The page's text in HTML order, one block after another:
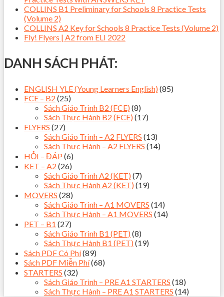
COLLINS B1 Preliminary for Schools 8 Practice Tests
(Volume 2)
COLLINS A2 Key for Schools 8 Practice Tests (Volume 2)
Fly! Flyers | A2 from ELI 2022
DANH SÁCH PHÁT:
ENGLISH YLE (Young Learners English) (85)
FCE – B2 (25)
Sách Giáo Trình B2 (FCE) (8)
Sách Thực Hành B2 (FCE) (17)
FLYERS (27)
Sách Giáo Trình – A2 FLYERS (13)
Sách Thực Hành – A2 FLYERS (14)
HỎI – ĐÁP (6)
KET – A2 (26)
Sách Giáo Trình A2 (KET) (7)
Sách Thực Hành A2 (KET) (19)
MOVERS (28)
Sách Giáo Trình – A1 MOVERS (14)
Sách Thực Hành – A1 MOVERS (14)
PET – B1 (27)
Sách Giáo Trình B1 (PET) (8)
Sách Thực Hành B1 (PET) (19)
Sách PDF Có Phí(89)
Sách PDF Miễn Phí(68)
STARTERS (32)
Sách Giáo Trình – PRE A1 STARTERS (18)
Sách Thực Hành – PRE A1 STARTERS (14)